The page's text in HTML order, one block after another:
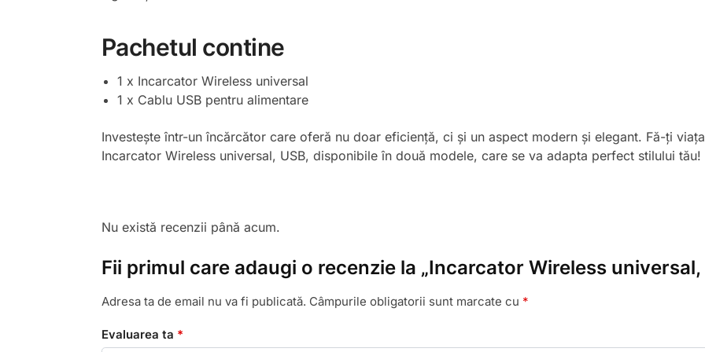
Pachetul contine
1 x Incarcator Wireless universal
1 x Cablu USB pentru alimentare
Investește într-un încărcător care oferă nu doar eficiență, ci și un aspect modern și elegant. Fă-ți
Incarcator Wireless universal, USB, disponibile în două modele, care se va adapta perfect stilului tău!
Nu există recenzii până acum.
Fii primul care adaugi o recenzie la „Incarcator Wireless universal,
Adresa ta de email nu va fi publicată. Câmpurile obligatorii sunt marcate cu *
Evaluarea ta *